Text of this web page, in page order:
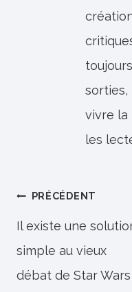
sorties,
vivre la
les
Navigation
de
l’article
PRÉCÉDENT
Il existe une
simple au vieux
débat de Star Wars